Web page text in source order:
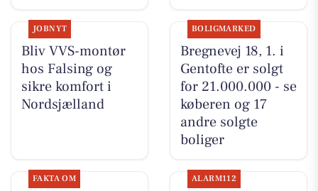
JOBNYT
Bliv VVS-montør
hos Falsing og
sikre komfort i
Nordsjælland
BOLIGMARKED
Bregnevej 18, 1. i
Gentofte er solgt
for 21.000.000 - se
køberen og 17
andre solgte
boliger
FAKTA OM ALARM112